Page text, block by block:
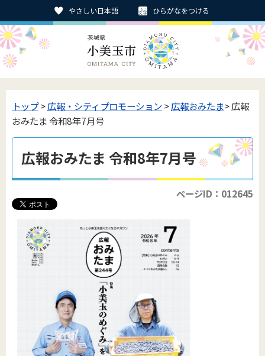
やさしい日本語 ひらがなをつける
トップ>広報・シティプロモーション>広報おみたま> 広報
おみたま 令和8年7月号
広報おみたま 令和8年7月号
ページID：012645